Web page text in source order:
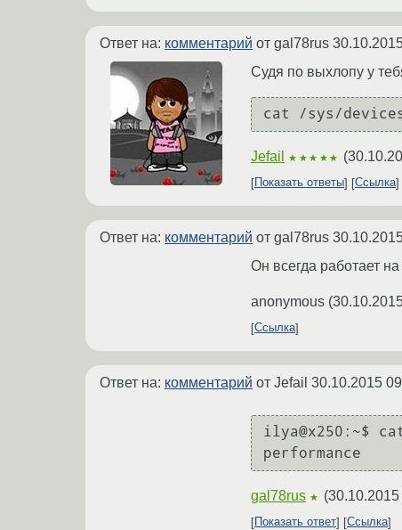
Ответ на: комментарий от gal78rus
Судя по выхлопу у
Jefail ★★★★★ (
Показать ответы Ссылка
Ответ на: комментарий от gal78rus
Он всегда работает
anonymous (
Ссылка
Ответ на: комментарий от Jefail 30.10.2015
ilya@x250:~$
gal78rus ★ (
Показать ответ
Ссылка